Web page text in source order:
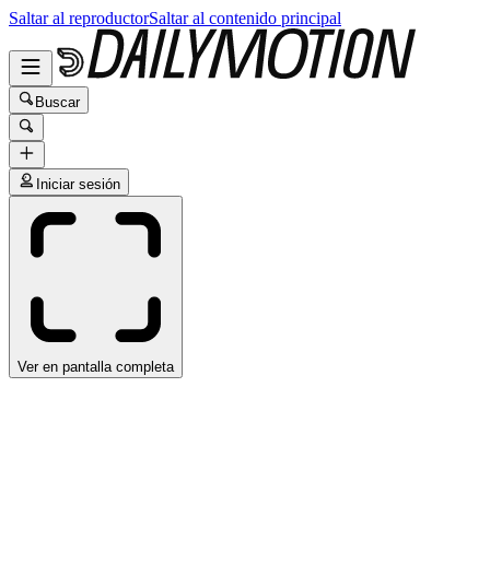
Saltar al reproductorSaltar al contenido principal
Buscar
Iniciar sesión
Ver en pantalla completa